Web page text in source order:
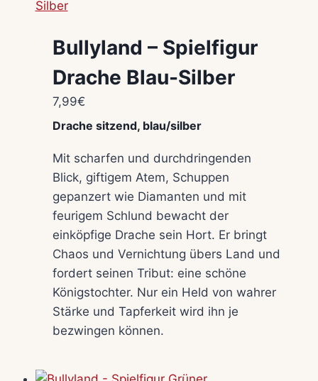
Bullyland – Spielfigur
Drache Blau-Silber
7,99€
Drache sitzend, blau/silber
Mit scharfen und durchdringenden
Blick, giftigem Atem, Schuppen
gepanzert wie Diamanten und mit
feurigem Schlund bewacht der
einköpfige Drache sein Hort. Er bringt
Chaos und Vernichtung übers Land und
fordert seinen Tribut: eine schöne
Königstochter. Nur ein Held von wahrer
Stärke und Tapferkeit wird ihn je
bezwingen können.